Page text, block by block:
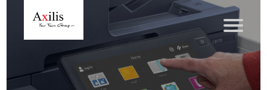
Axilis et ses engagements
Qui sommes-nous